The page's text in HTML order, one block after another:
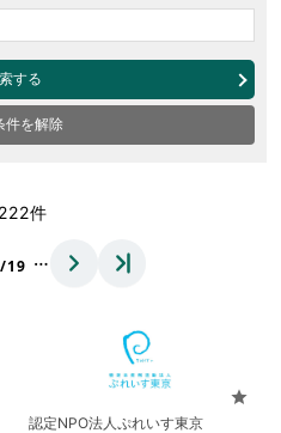
する
件を解除
件
/19 …
star
認定NPO法人ぷれいす東京